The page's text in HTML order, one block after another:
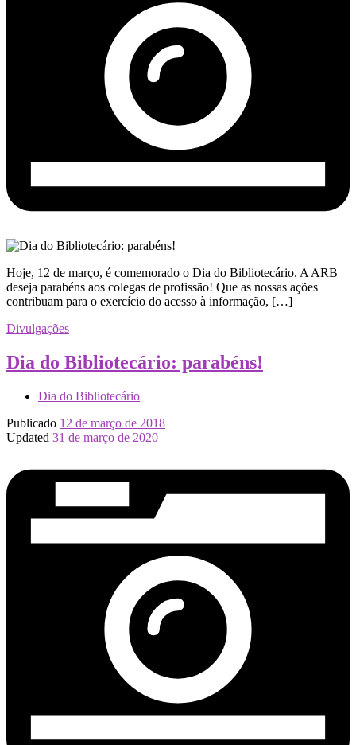
Hoje, 12 de março, é comemorado o Dia do Bibliotecário. A ARB
deseja parabéns aos colegas de profissão! Que as nossas ações
contribuam para o exercício do acesso à informação, […]
Divulgações
Dia do Bibliotecário: parabéns!
Dia do Bibliotecário
Publicado 12 de março de 2018
Updated 31 de março de 2020